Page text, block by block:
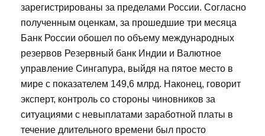
зарегистрированы за пределами России. Согласно
полученным оценкам, за прошедшие три месяца
Банк России обошел по объему международных
резервов Резервный банк Индии и Валютное
управление Сингапура, выйдя на пятое место в
мире с показателем 149,6 млрд. Наконец, говорит
эксперт, контроль со стороны чиновников за
ситуациями с невыплатами заработной платы в
течение длительного времени был просто